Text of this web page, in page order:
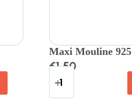
Maxi Mouline 925
€1.50